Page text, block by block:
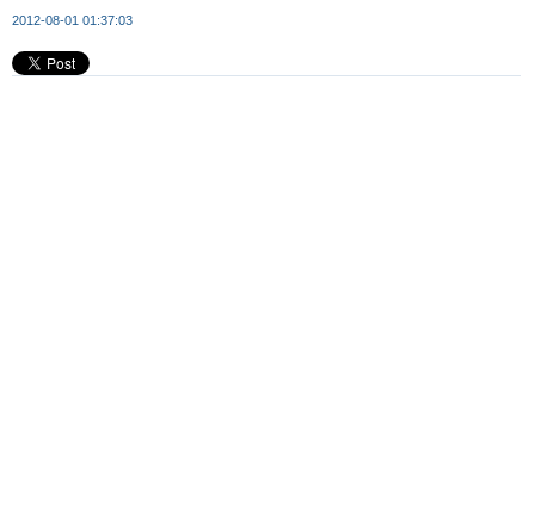
2012-08-01 01:37:03